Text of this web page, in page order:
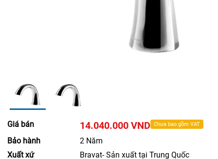
Giá bán 14.040.000 VND Chưa bao gồm VAT
Bảo hành
2 Năm
Xuất xứ
Bravat- Sản xuất tại Trung Quốc